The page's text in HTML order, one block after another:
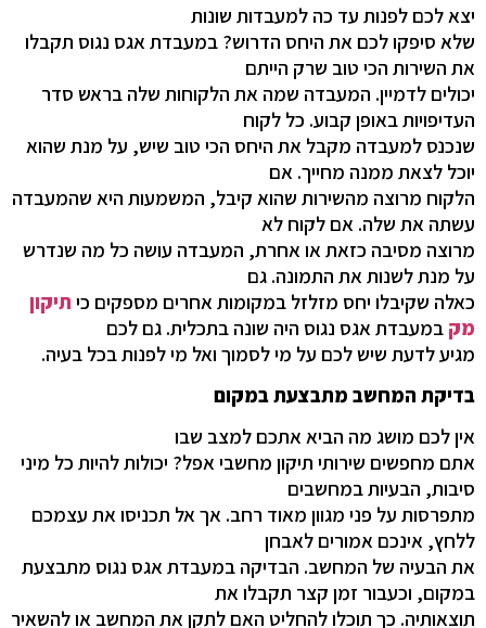
יצא לכם לפנות עד כה למעבדות שונות
שלא סיפקו לכם את היחס הדרוש? במעבדת אגס נגוס תקבלו
את השירות הכי טוב שרק הייתם
יכולים לדמיין. המעבדה שמה את הלקוחות שלה בראש סדר
העדיפויות באופן קבוע. כל לקוח
שנכנס למעבדה מקבל את היחס הכי טוב שיש, על מנת שהוא
יוכל לצאת ממנה מחייך. אם
הלקוח מרוצה מהשירות שהוא קיבל, המשמעות היא שהמעבדה
עשתה את שלה. אם לקוח לא
מרוצה מסיבה כזאת או אחרת, המעבדה עושה כל מה שנדרש
על מנת לשנות את התמונה. גם
כאלה שקיבלו יחס מזלזל במקומות אחרים מספקים כי תיקון
מק במעבדת אגס נגוס היה שונה בתכלית. גם לכם
מגיע לדעת שיש לכם על מי לסמוך ואל מי לפנות בכל בעיה.
בדיקת המחשב מתבצעת במקום
אין לכם מושג מה הביא אתכם למצב שבו
אתם מחפשים שירותי תיקון מחשבי אפל? יכולות להיות כל מיני
סיבות, הבעיות במחשבים
מתפרסות על פני מגוון מאוד רחב. אך אל תכניסו את עצמכם
ללחץ, אינכם אמורים לאבחן
את הבעיה של המחשב. הבדיקה במעבדת אגס נגוס מתבצעת
במקום, וכעבור זמן קצר תקבלו את
תוצאותיה. כך תוכלו להחליט האם לתקן את המחשב או להשאיר